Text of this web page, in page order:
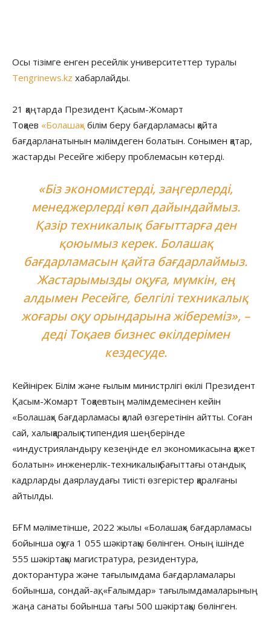
Осы тізімге енген ресейлік университеттер туралы
Tengrinews.kz хабарлайды.
21 қаңтарда Президент Қасым-Жомарт
Тоқаев «Болашақ» білім беру бағдарламасы қайта
бағдарланатынын мәлімдеген болатын. Сонымен қатар,
жастарды Ресейге жіберу проблемасын көтерді.
«Біз экономистерді, заңгерлерді,
менеджерлерді көп дайындаймыз.
Қазір техникалық бағыттарға ден
қоюымыз керек. Болашақ
бағдарламасын қайта бағдарлаймыз.
Жастарымызды оқуға, мүмкін, ең
алдымен Ресейге, белгілі техникалық
жоғары оқу орындарына жібереміз», –
деді Тоқаев бизнес өкілдерімен
кездесуде.
Кейінірек Білім және ғылым министрлігі өкілі Президент
Қасым-Жомарт Тоқаевтың мәлімдемесінен кейін
«Болашақ» бағдарламасы қалай өзгеретінін айтты. Соған
сай, халықаралық стипендия шеңберінде
«индустрияландыру кезеңінде ел экономикасына қажет
болатын» инженерлік-техникалық бағыттағы отандық
кадрларды даярлаудағы тиісті өзгерістер қаралғаны
айтылды.
БҒМ мәліметінше, 2022 жылы «Болашақ» бағдарламасы
бойынша оқуға 1 055 шәкіртақы бөлінген. Оның ішінде
555 шәкіртақы магистратура, резидентура,
докторантура және тағылымдама бағдарламалары
бойынша, сондай-ақ, «Ғалымдар» тағылымдамаларының
жаңа санаты бойынша тағы 500 шәкіртақы бөлінген.